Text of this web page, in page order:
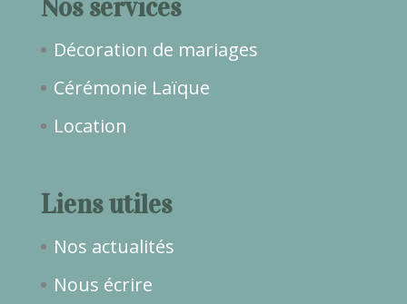
Nos services
Décoration de mariages
Cérémonie Laïque
Location
Liens utiles
Nos actualités
Nous écrire